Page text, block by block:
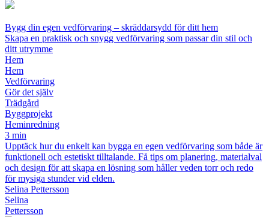
Bygg din egen vedförvaring – skräddarsydd för ditt hem
Skapa en praktisk och snygg vedförvaring som passar din stil och
ditt utrymme
Hem
Hem
Vedförvaring
Gör det själv
Trädgård
Byggprojekt
Heminredning
3 min
Upptäck hur du enkelt kan bygga en egen vedförvaring som både är
funktionell och estetiskt tilltalande. Få tips om planering, materialval
och design för att skapa en lösning som håller veden torr och redo
för mysiga stunder vid elden.
Selina Pettersson
Selina
Pettersson